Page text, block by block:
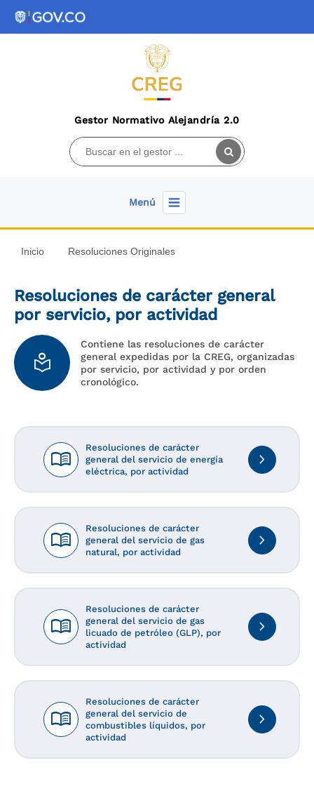
Gestor Normativo Alejandría 2.0
Menú
Inicio Resoluciones Originales
local_library
Resoluciones de carácter general
por servicio, por actividad
Contiene las resoluciones de carácter
general expedidas por la CREG, organizadas
por servicio, por actividad y por orden
cronológico.
menu_book
Resoluciones de carácter
general del servicio de energía
eléctrica, por actividad
navigate_next
menu_book
Resoluciones de carácter
general del servicio de gas
natural, por actividad
navigate_next
menu_book
Resoluciones de carácter
general del servicio de gas
licuado de petróleo (GLP), por
actividad
navigate_next
menu_book
Resoluciones de carácter
general del servicio de
combustibles líquidos, por
actividad
navigate_next